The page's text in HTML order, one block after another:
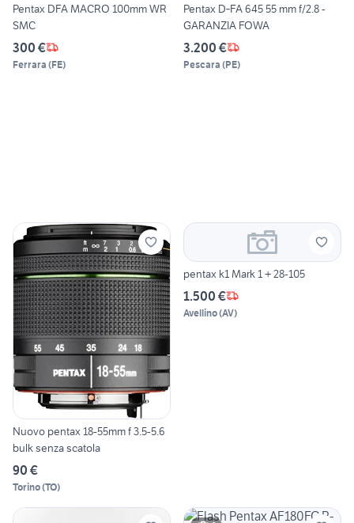
Pentax DFA MACRO 100mm WR
SMC
300 €
Ferrara (FE)
Pentax D‑FA 645 55 mm f/2.8 -
GARANZIA FOWA
3.200 €
Pescara (PE)
Nuovo pentax 18-55mm f 3.5-5.6
bulk senza scatola
90 €
Torino(TO)
pentax k1 Mark 1 + 28-105
1.500 €
Avellino(AV)